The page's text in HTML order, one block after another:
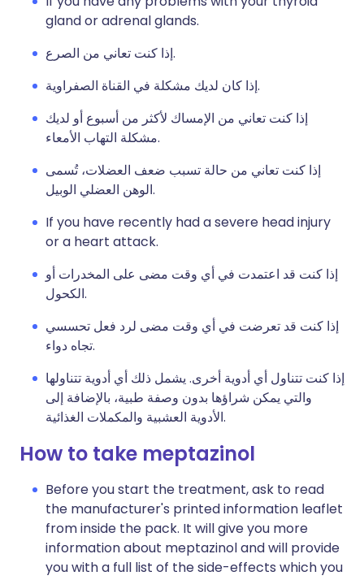
gland or adrenal glands.
إذا كنت تعاني من الصرع.
إذا كان لديك مشكلة في القناة الصفراوية.
إذا كنت تعاني من الإمساك لأكثر من أسبوع أو لديك
مشكلة التهاب الأمعاء.
إذا كنت تعاني من حالة تسبب ضعف العضلات، تُسمى
الوهن العضلي الوبيل.
If you have recently had a severe head injury
or a heart attack.
إذا كنت قد اعتمدت في أي وقت مضى على المخدرات أو
الكحول.
إذا كنت قد تعرضت في أي وقت مضى لرد فعل تحسسي
تجاه دواء.
إذا كنت تتناول أي أدوية أخرى. يشمل ذلك أي أدوية تتناولها
والتي يمكن شراؤها بدون وصفة طبية، بالإضافة إلى
الأدوية العشبية والمكملات الغذائية.
How to take meptazinol
Before you start the treatment, ask to read
the manufacturer's printed information leaflet
from inside the pack. It will give you more
information about meptazinol and will provide
you with a full list of the side-effects which you